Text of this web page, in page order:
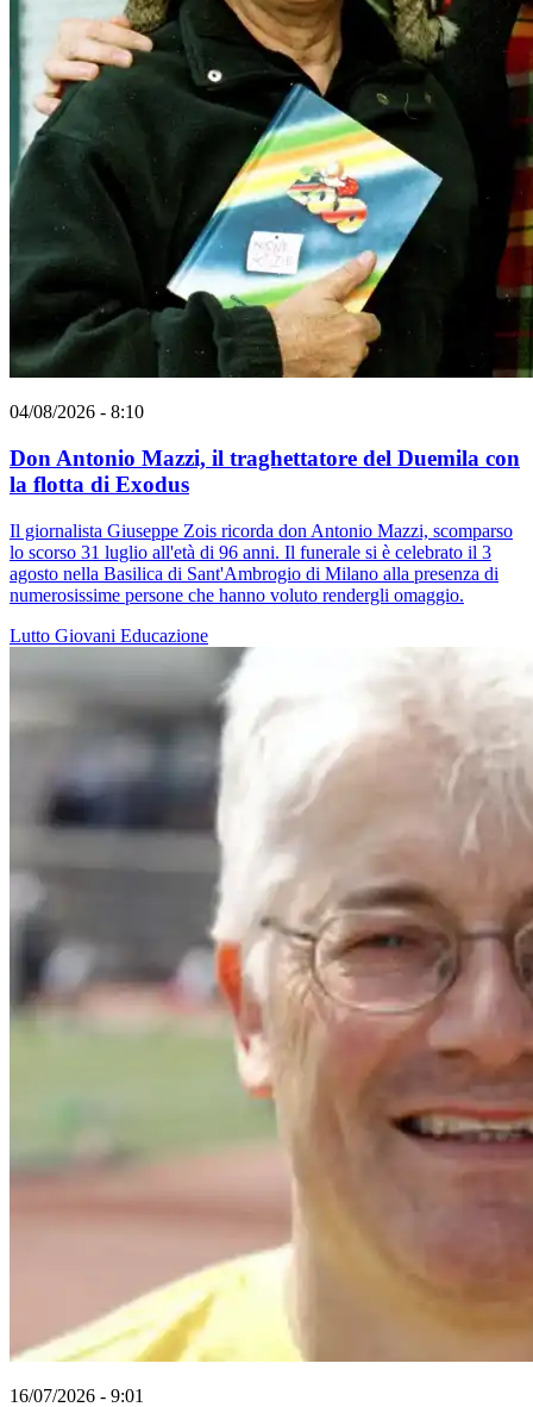
04/08/2026 - 8:10
Don Antonio Mazzi, il traghettatore del Duemila con
la flotta di Exodus
Il giornalista Giuseppe Zois ricorda don Antonio Mazzi, scomparso
lo scorso 31 luglio all'età di 96 anni. Il funerale si è celebrato il 3
agosto nella Basilica di Sant'Ambrogio di Milano alla presenza di
numerosissime persone che hanno voluto rendergli omaggio.
Lutto Giovani Educazione
16/07/2026 - 9:01